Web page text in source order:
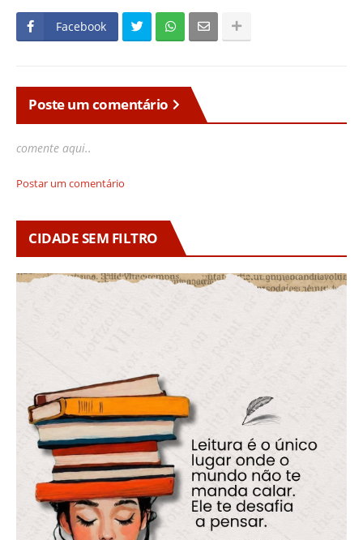
Facebook
Poste um comentário
comente aqui..
Postar um comentário
CIDADE SEM FILTRO